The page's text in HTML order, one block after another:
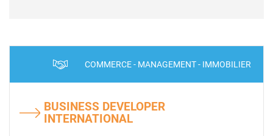
BUSINESS DEVELOPER
INTERNATIONAL
COMMERCE - MANAGEMENT - IMMOBILIER